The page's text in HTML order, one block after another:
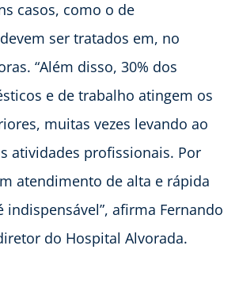
casos, como o de
ser tratados em, no
“Além disso, 30% dos
e de trabalho atingem os
muitas vezes levando ao
atividades profissionais. Por
atendimento de alta e rápida
indispensável”, afirma Fernando
do Hospital Alvorada.